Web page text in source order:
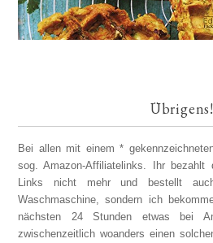
Übrigens!
Bei allen mit einem *
sog. Amazon-Affiliatelinks. Ihr bezahlt
Links nicht mehr und bestellt
Waschmaschine, sondern ich
nächsten 24 Stunden etwas bei
zwischenzeitlich woanders einen